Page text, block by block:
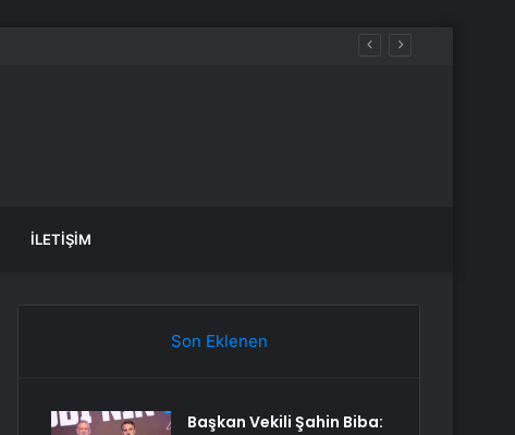
İLETIŞIM
Son Eklenen
Başkan Vekili Şahin Biba: